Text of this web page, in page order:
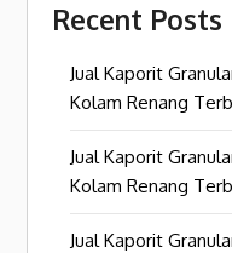
Recent Posts
Jual Kaporit
Kolam Renang
Jual Kaporit
Kolam Renang
Jual Kaporit